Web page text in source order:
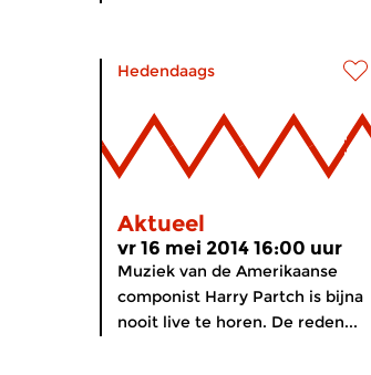
Hedendaags
Aktueel
vr 16 mei 2014 16:00 uur
Muziek van de Amerikaanse
componist Harry Partch is bijna
nooit live te horen. De reden...